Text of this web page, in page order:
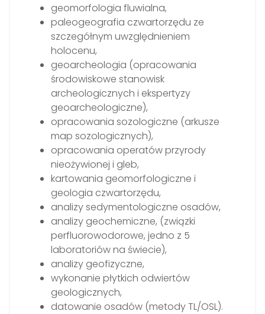
geomorfologia fluwialna,
paleogeografia czwartorzędu ze
szczegółnym uwzględnieniem
holocenu,
geoarcheologia (opracowania
środowiskowe stanowisk
archeologicznych i ekspertyzy
geoarcheologiczne),
opracowania sozologiczne (arkusze
map sozologicznych),
opracowania operatów przyrody
nieożywionej i gleb,
kartowania geomorfologiczne i
geologia czwartorzędu,
analizy sedymentologiczne osadów,
analizy geochemiczne, (związki
perfluorowodorowe, jedno z 5
laboratoriów na świecie),
analizy geofizyczne,
wykonanie płytkich odwiertów
geologicznych,
datowanie osadów (metody TL/OSL).